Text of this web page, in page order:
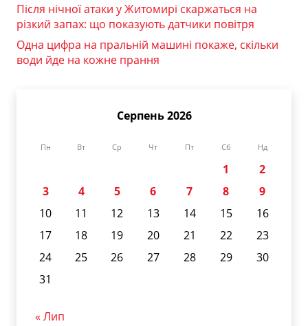
Після нічної атаки у Житомирі скаржаться на
різкий запах: що показують датчики повітря
Одна цифра на пральній машині покаже, скільки
води йде на кожне прання
Серпень 2026
Пн Вт Ср Чт Пт Сб Нд
1
2
3
4 5 6 7 8
9
10
11 12 13 14 15
16
17
18 19 20 21 22
23
24
25 26 27 28 29
30
31
« Лип